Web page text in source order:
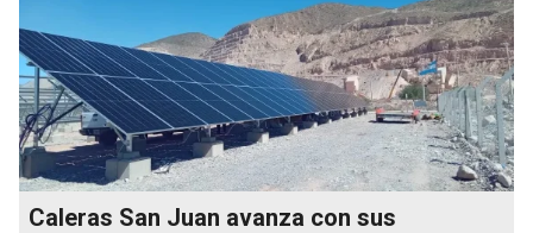
Caleras San Juan avanza con sus